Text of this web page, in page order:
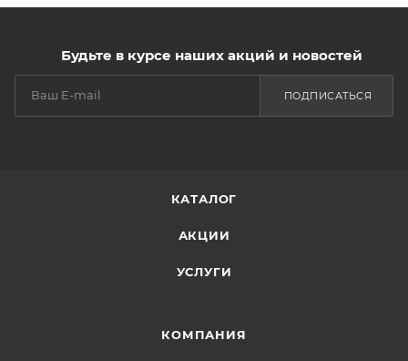
Будьте в курсе наших акций и новостей
ПОДПИСАТЬСЯ
КАТАЛОГ
АКЦИИ
УСЛУГИ
КОМПАНИЯ